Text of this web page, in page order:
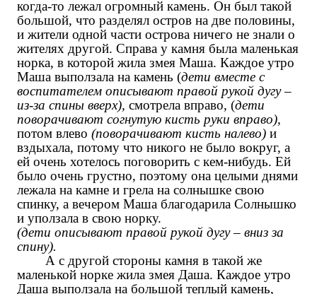
когда-то лежал огромный камень. Он был такой
большой, что разделял остров на две половины,
и жители одной части острова ничего не знали о
жителях другой. Справа у камня была маленькая
норка, в которой жила змея Маша. Каждое утро
Маша выползала на камень (дети вместе с
воспитателем описывают правой рукой дугу –
из-за спины вверх), смотрела вправо, (дети
поворачивают согнутую кисть руки вправо),
потом влево (поворачивают кисть налево) и
вздыхала, потому что никого не было вокруг, а
ей очень хотелось поговорить с кем-нибудь. Ей
было очень грустно, поэтому она целыми днями
лежала на камне и грела на солнышке свою
спинку, а вечером Маша благодарила Солнышко
и уползала в свою норку.
(дети описывают правой рукой дугу – вниз за
спину).
А с другой стороны камня в такой же
маленькой норке жила змея Даша. Каждое утро
Даша выползала на большой теплый камень,